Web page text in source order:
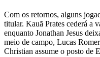
Com os retornos, alguns
titular. Kauã Prates cederá a
enquanto Jonathan Jesus
meio de campo, Lucas
Christian assume o posto de